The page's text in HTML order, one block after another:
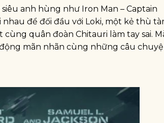
anh hùng như Iron Man – Captain
nhau để đối đầu với Loki, một kẻ thù
cùng quân đoàn Chitauri làm tay sai.
mãn nhãn cùng những câu